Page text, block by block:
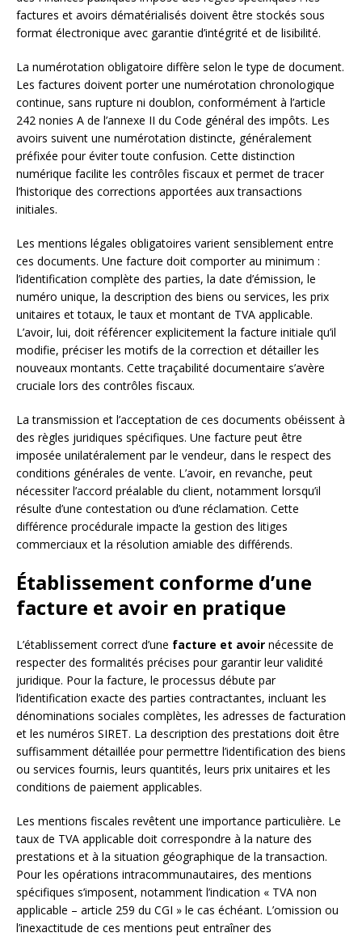
factures et avoirs dématérialisés doivent être stockés sous
format électronique avec garantie d’intégrité et de lisibilité.
La numérotation obligatoire diffère selon le type de document.
Les factures doivent porter une numérotation chronologique
continue, sans rupture ni doublon, conformément à l’article
242 nonies A de l’annexe II du Code général des impôts. Les
avoirs suivent une numérotation distincte, généralement
préfixée pour éviter toute confusion. Cette distinction
numérique facilite les contrôles fiscaux et permet de tracer
l’historique des corrections apportées aux transactions
initiales.
Les mentions légales obligatoires varient sensiblement entre
ces documents. Une facture doit comporter au minimum :
l’identification complète des parties, la date d’émission, le
numéro unique, la description des biens ou services, les prix
unitaires et totaux, le taux et montant de TVA applicable.
L’avoir, lui, doit référencer explicitement la facture initiale qu’il
modifie, préciser les motifs de la correction et détailler les
nouveaux montants. Cette traçabilité documentaire s’avère
cruciale lors des contrôles fiscaux.
La transmission et l’acceptation de ces documents obéissent à
des règles juridiques spécifiques. Une facture peut être
imposée unilatéralement par le vendeur, dans le respect des
conditions générales de vente. L’avoir, en revanche, peut
nécessiter l’accord préalable du client, notamment lorsqu’il
résulte d’une contestation ou d’une réclamation. Cette
différence procédurale impacte la gestion des litiges
commerciaux et la résolution amiable des différends.
Établissement conforme d’une
facture et avoir en pratique
L’établissement correct d’une facture et avoir nécessite de
respecter des formalités précises pour garantir leur validité
juridique. Pour la facture, le processus débute par
l’identification exacte des parties contractantes, incluant les
dénominations sociales complètes, les adresses de facturation
et les numéros SIRET. La description des prestations doit être
suffisamment détaillée pour permettre l’identification des biens
ou services fournis, leurs quantités, leurs prix unitaires et les
conditions de paiement applicables.
Les mentions fiscales revêtent une importance particulière. Le
taux de TVA applicable doit correspondre à la nature des
prestations et à la situation géographique de la transaction.
Pour les opérations intracommunautaires, des mentions
spécifiques s’imposent, notamment l’indication « TVA non
applicable – article 259 du CGI » le cas échéant. L’omission ou
l’inexactitude de ces mentions peut entraîner des